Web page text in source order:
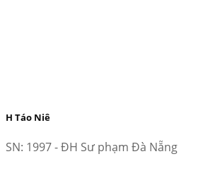
H Táo Niê
SN: 1997 - ĐH Sư phạm Đà Nẵng